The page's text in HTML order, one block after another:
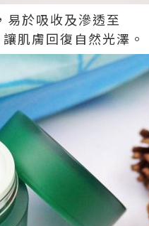
於吸收及滲透至
肌膚回復自然光澤。